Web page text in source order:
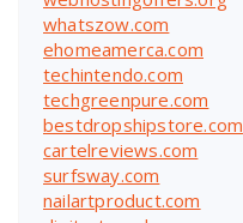
whatszow.com
ehomeamerca.com
techintendo.com
techgreenpure.com
bestdropshipstore.com
cartelreviews.com
surfsway.com
nailartproduct.com